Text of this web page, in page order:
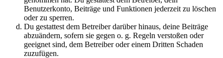
Benutzerkonto, Beiträge und Funktionen jederzeit zu löschen
oder zu sperren.
Du gestattest dem Betreiber darüber hinaus, deine Beiträge
abzuändern, sofern sie gegen o. g. Regeln verstoßen oder
geeignet sind, dem Betreiber oder einem Dritten Schaden
zuzufügen.